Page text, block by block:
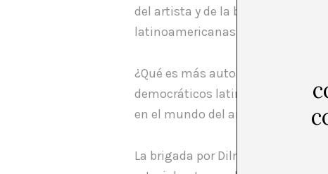
del artista y de la brigada a favor
latinoamericanas.
¿Qué es más autoritario trabajar
democráticos latinoamericanos
en el mundo del arte? ¿Es
La brigada por Dilma creo que